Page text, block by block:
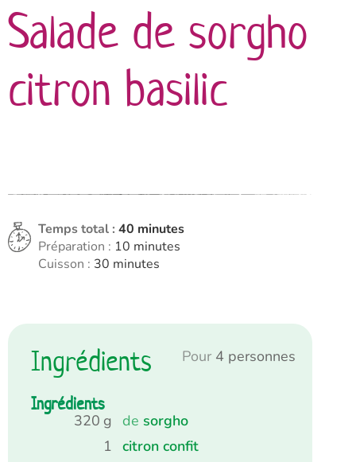
Salade de sorgho
citron basilic
Préparation : 10 minutes
minutes
Cuisson : 30 minutes
minutes
Temps total : 40 minutes
minutes
Pour 4 personnes
Ingrédients
Ingrédients
320 g de sorgho
1 citron confit